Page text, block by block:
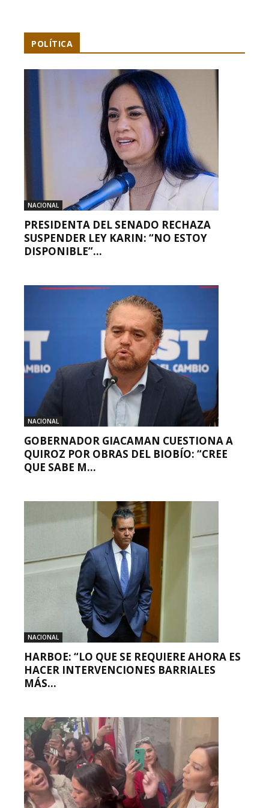
POLÍTICA
NACIONAL
PRESIDENTA DEL SENADO RECHAZA
SUSPENDER LEY KARIN: “NO ESTOY
DISPONIBLE”...
NACIONAL
GOBERNADOR GIACAMAN CUESTIONA A
QUIROZ POR OBRAS DEL BIOBÍO: “CREE
QUE SABE M...
NACIONAL
HARBOE: “LO QUE SE REQUIERE AHORA ES
HACER INTERVENCIONES BARRIALES
MÁS...